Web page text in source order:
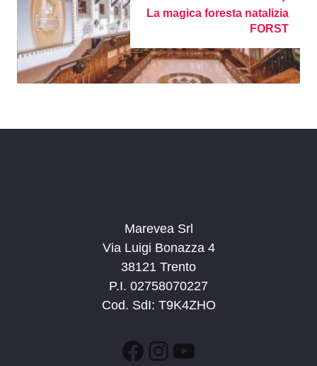
La magica foresta natalizia
FORST
Marevea Srl
Via Luigi Bonazza 4
38121 Trento
P.I. 02758070227
Cod. SdI: T9K4ZHO
Facebook
Instagram
YouTube